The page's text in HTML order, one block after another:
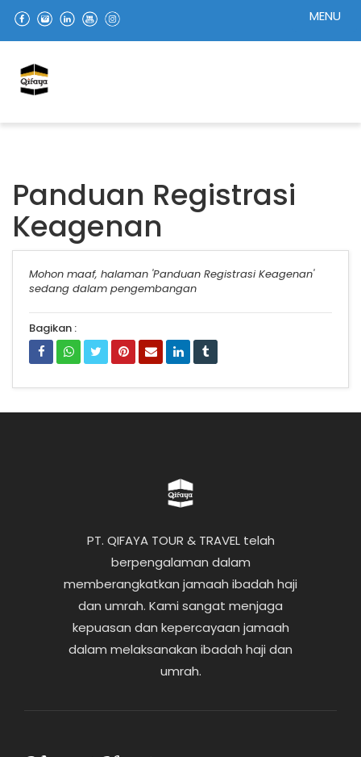
Panduan Registrasi
Keagenan
Mohon maaf, halaman 'Panduan Registrasi Keagenan'
sedang dalam pengembangan
Bagikan :
PT. QIFAYA TOUR & TRAVEL telah
berpengalaman dalam
memberangkatkan jamaah ibadah haji
dan umrah. Kami sangat menjaga
kepuasan dan kepercayaan jamaah
dalam melaksanakan ibadah haji dan
umrah.
MENU